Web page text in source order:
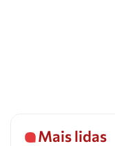
Mais lidas